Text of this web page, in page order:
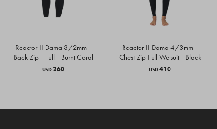
Reactor II Dama 3/2mm -
Back Zip - Full - Burnt Coral
USD260
Reactor II Dama 4/3mm -
Chest Zip Full Wetsuit - Black
USD410